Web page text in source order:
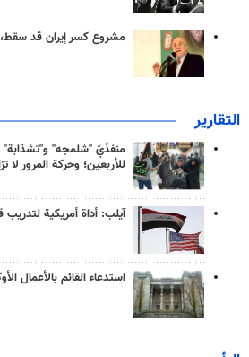
مشروع كسر إيران قد
التقارير
منفذَيّ "شلمجه" و"تشذابة"
للأربعين؛ وحركة المرور لا
آيلب: أداة أمريكية لتدريب
استدعاء القائم بالأعمال